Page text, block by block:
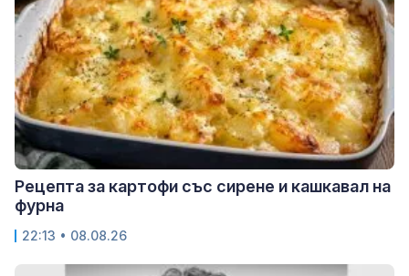
Рецепта за картофи със сирене и кашкавал на
фурна
22:13 • 08.08.26